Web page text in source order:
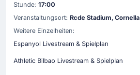
Stunde: 17:00
Veranstaltungsort: Rcde Stadium, Cornella
Weitere Einzelheiten:
Espanyol Livestream & Spielplan
Athletic Bilbao Livestream & Spielplan